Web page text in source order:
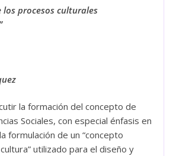
los procesos culturales
”
la formación del concepto de
Sociales, con especial énfasis en
formulación de un “concepto
utilizado para el diseño y